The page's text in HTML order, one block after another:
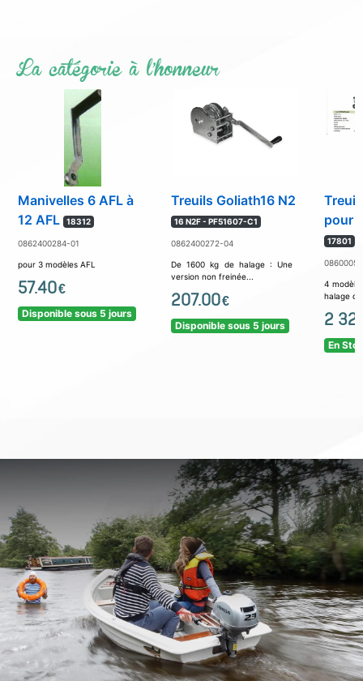
La catégorie à l'honneur
Manivelles 6 AFL à
12 AFL
18312
0862400284-01
pour 3 modèles AFL
57.40€
Disponible sous 5 jours
Treuils Goliath16 N2
16 N2F - PF51607-C1
0862400272-04
De 1600 kg de halage : Une
version non freinée...
207.00€
Disponible sous 5 jours
pour
17801
4
halage
2
En